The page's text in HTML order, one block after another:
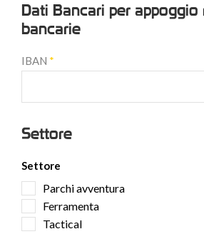
Dati Bancari per appoggio
bancarie
IBAN *
Settore
Settore
Parchi avventura
Ferramenta
Tactical